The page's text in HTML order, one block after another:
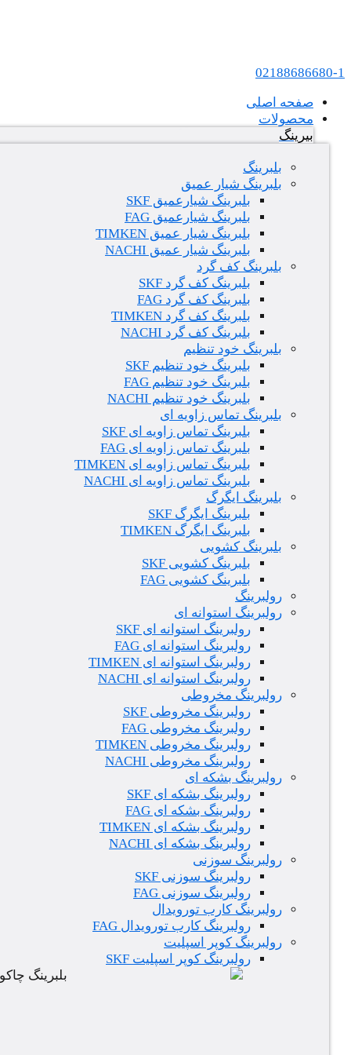
02188686680-1
صفحه اصلی
محصولات
بیرینگ
بلبرینگ
بلبرینگ شیار عمیق
بلبرینگ شیارعمیق SKF
بلبرینگ شیارعمیق FAG
بلبرینگ شیار عمیق TIMKEN
بلبرینگ شیار عمیق NACHI
بلبرینگ کف گرد
بلبرینگ کف گرد SKF
بلبرینگ کف گرد FAG
بلبرینگ کف گرد TIMKEN
بلبرینگ کف گرد NACHI
بلبرینگ خود تنظیم
بلبرینگ خود تنظیم SKF
بلبرینگ خود تنظیم FAG
بلبرینگ خود تنظیم NACHI
بلبرینگ تماس زاویه ای
بلبرینگ تماس زاویه ای SKF
بلبرینگ تماس زاویه ای FAG
بلبرینگ تماس زاویه ای TIMKEN
بلبرینگ تماس زاویه ای NACHI
بلبرینگ ایگرگ
بلبرینگ ایگرگ SKF
بلبرینگ ایگرگ TIMKEN
بلبرینگ کشویی
بلبرینگ کشویی SKF
بلبرینگ کشویی FAG
رولبرینگ
رولبرینگ استوانه ای
رولبرینگ استوانه ای SKF
رولبرینگ استوانه ای FAG
رولبرینگ استوانه ای TIMKEN
رولبرینگ استوانه ای NACHI
رولبرینگ مخروطی
رولبرینگ مخروطی SKF
رولبرینگ مخروطی FAG
رولبرینگ مخروطی TIMKEN
رولبرینگ مخروطی NACHI
رولبرینگ بشکه ای
رولبرینگ بشکه ای SKF
رولبرینگ بشکه ای FAG
رولبرینگ بشکه ای TIMKEN
رولبرینگ بشکه ای NACHI
رولبرینگ سوزنی
رولبرینگ سوزنی SKF
رولبرینگ سوزنی FAG
رولبرینگ کارب تورویدال
رولبرینگ کارب تورویدال FAG
رولبرینگ کوپر اسپلیت
رولبرینگ کوپر اسپلیت SKF